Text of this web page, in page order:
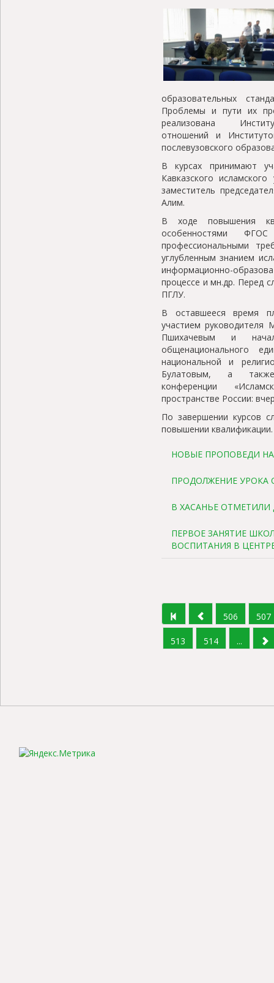
образовательных
Проблемы и пути их
реализована
отношений и
послевузовского
В курсах принимают
Кавказского
заместитель
Алим.
В ходе повышения
особенностями
профессиональными
углубленным знанием
информационно-
процессе и мн.др. Перед
ПГЛУ.
В оставшееся время
участием
Пшихачевым и
общенационального
национальной и
Булатовым, а также
конференции
пространстве России:
По завершении курсов
повышении квалификации.
НОВЫЕ ПРОПОВЕДИ
ПРОДОЛЖЕНИЕ УРОКА
В ХАСАНЬЕ ОТМЕТИЛИ
ПЕРВОЕ ЗАНЯТИЕ
ВОСПИТАНИЯ В
506 507
513 514 ...